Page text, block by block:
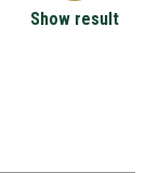
Show result